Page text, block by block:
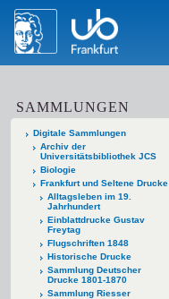
SAMMLUNGEN
Digitale Sammlungen
Archiv der
Universitätsbibliothek JCS
Biologie
Frankfurt und Seltene Drucke
Alltagsleben im 19.
Jahrhundert
Einblattdrucke Gustav
Freytag
Flugschriften 1848
Historische Drucke
Sammlung Deutscher
Drucke 1801-1870
Sammlung Riesser